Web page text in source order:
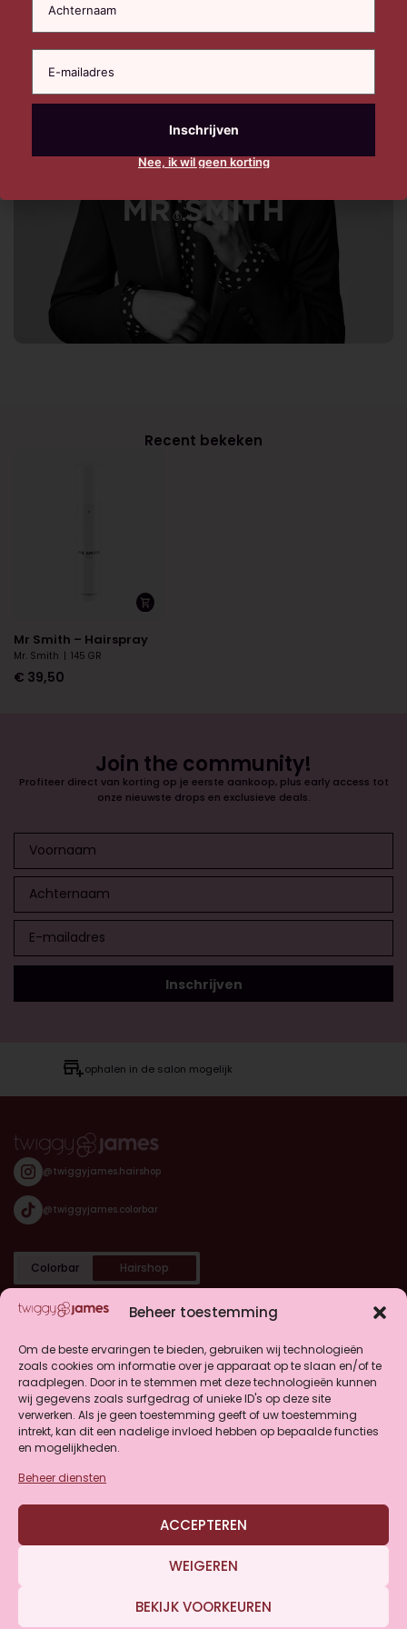
Beheer toestemming
Om de beste ervaringen te bieden, gebruiken wij technologieën
zoals cookies om informatie over je apparaat op te slaan en/of te
raadplegen. Door in te stemmen met deze technologieën kunnen
wij gegevens zoals surfgedrag of unieke ID's op deze site
verwerken. Als je geen toestemming geeft of uw toestemming
intrekt, kan dit een nadelige invloed hebben op bepaalde functies
en mogelijkheden.
Beheer diensten
ACCEPTEREN
WEIGEREN
BEKIJK VOORKEUREN
Recent bekeken
Mr Smith – Hairspray
Mr. Smith 145 GR
€ 39,50
Join the community!
Profiteer direct van korting op je eerste aankoop, plus early access tot
onze nieuwste drops en exclusieve deals.
ophalen in de salon mogelijk
Colorbar Hairshop
@twiggyjames.hairshop
@twiggyjames.colorbar
Categorieën
Shop
Klantenservice
4.9
Gebaseerd op 146 beoordelingen
© Twiggy&James 2026
Nee, ik wil geen korting